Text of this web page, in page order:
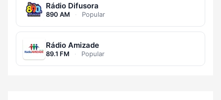
Rádio Difusora
890 AM · Popular
Rádio Amizade
89.1 FM · Popular